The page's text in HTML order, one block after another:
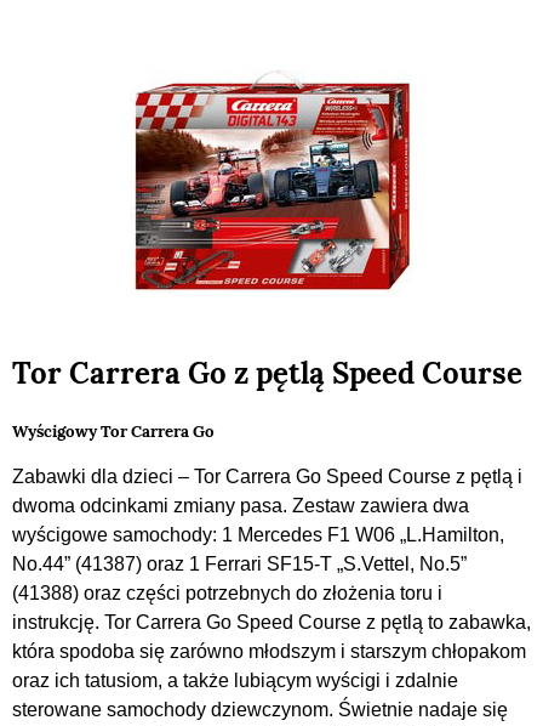
Tor Carrera Go z pętlą Speed Course
Wyścigowy Tor Carrera Go
Zabawki dla dzieci – Tor Carrera Go Speed Course z pętlą i
dwoma odcinkami zmiany pasa. Zestaw zawiera dwa
wyścigowe samochody: 1 Mercedes F1 W06 „L.Hamilton,
No.44” (41387) oraz 1 Ferrari SF15-T „S.Vettel, No.5”
(41388) oraz części potrzebnych do złożenia toru i
instrukcję. Tor Carrera Go Speed Course z pętlą to zabawka,
która spodoba się zarówno młodszym i starszym chłopakom
oraz ich tatusiom, a także lubiącym wyścigi i zdalnie
sterowane samochody dziewczynom. Świetnie nadaje się